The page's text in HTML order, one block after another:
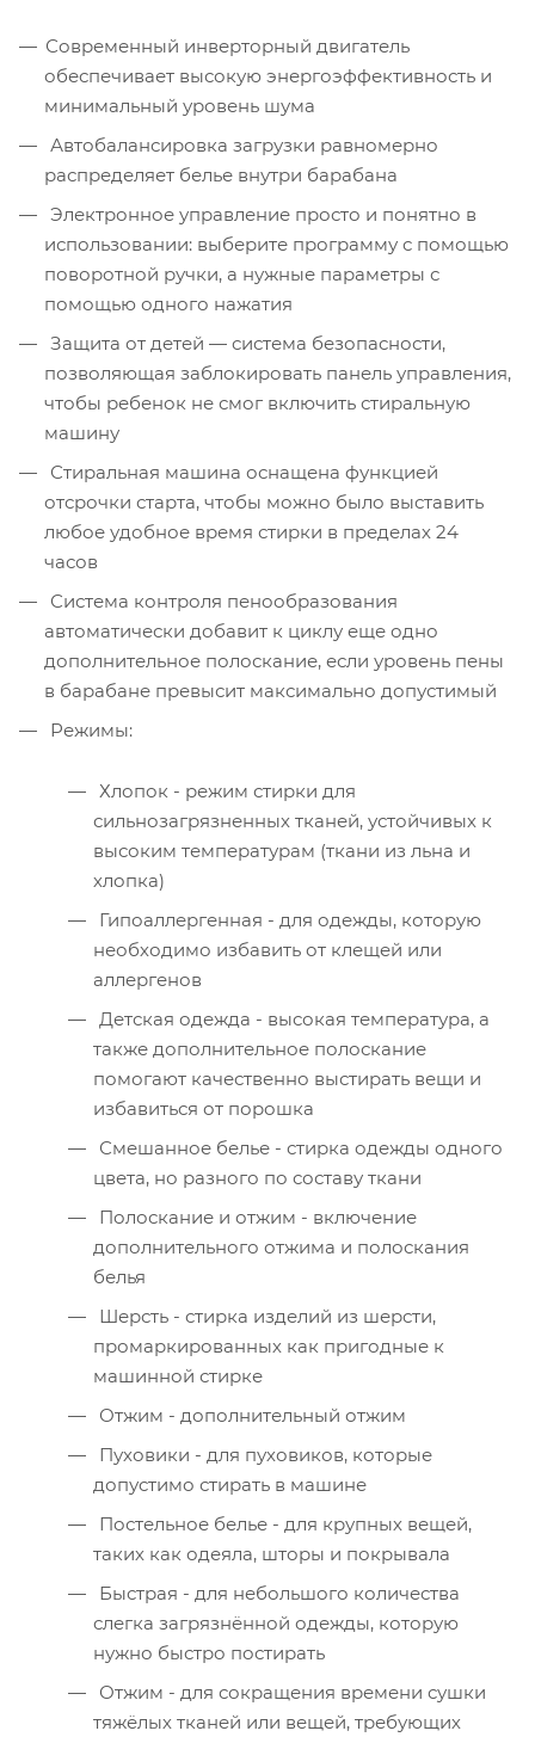
Современный инверторный двигатель
обеспечивает высокую энергоэффективность и
минимальный уровень шума
Автобалансировка загрузки равномерно
распределяет белье внутри барабана
Электронное управление просто и понятно в
использовании: выберите программу с помощью
поворотной ручки, а нужные параметры с
помощью одного нажатия
Защита от детей — система безопасности,
позволяющая заблокировать панель управления,
чтобы ребенок не смог включить стиральную
машину
Стиральная машина оснащена функцией
отсрочки старта, чтобы можно было выставить
любое удобное время стирки в пределах 24
часов
Система контроля пенообразования
автоматически добавит к циклу еще одно
дополнительное полоскание, если уровень пены
в барабане превысит максимально допустимый
Режимы:
Хлопок - режим стирки для
сильнозагрязненных тканей, устойчивых к
высоким температурам (ткани из льна и
хлопка)
Гипоаллергенная - для одежды, которую
необходимо избавить от клещей или
аллергенов
Детская одежда - высокая температура, а
также дополнительное полоскание
помогают качественно выстирать вещи и
избавиться от порошка
Смешанное белье - стирка одежды одного
цвета, но разного по составу ткани
Полоскание и отжим - включение
дополнительного отжима и полоскания
белья
Шерсть - стирка изделий из шерсти,
промаркированных как пригодные к
машинной стирке
Отжим - дополнительный отжим
Пуховики - для пуховиков, которые
допустимо стирать в машине
Постельное белье - для крупных вещей,
таких как одеяла, шторы и покрывала
Быстрая - для небольшого количества
слегка загрязнённой одежды, которую
нужно быстро постирать
Отжим - для сокращения времени сушки
тяжёлых тканей или вещей, требующих